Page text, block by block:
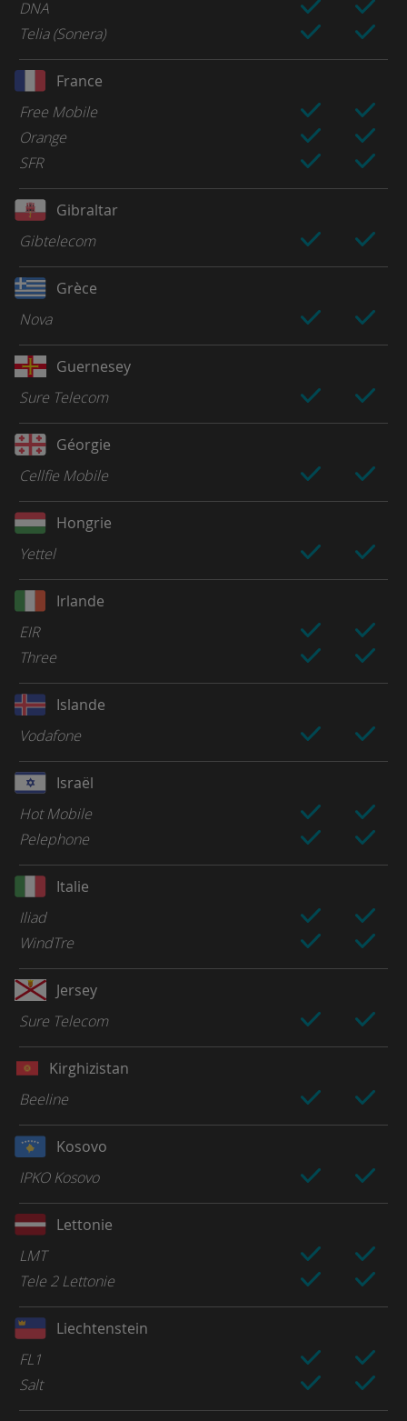
DNA
Telia (Sonera)
France
Free Mobile
Orange
SFR
Gibraltar
Gibtelecom
Grèce
Nova
Guernesey
Sure Telecom
Géorgie
Cellfie Mobile
Hongrie
Yettel
Irlande
EIR
Three
Islande
Vodafone
Israël
Hot Mobile
Pelephone
Italie
Iliad
WindTre
Jersey
Sure Telecom
Kirghizistan
Beeline
Kosovo
IPKO Kosovo
Lettonie
LMT
Tele 2 Lettonie
Liechtenstein
FL1
Salt